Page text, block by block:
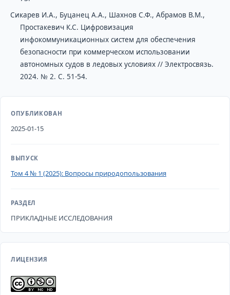
Сикарев И.А., Буцанец А.А., Шахнов С.Ф., Абрамов В.М.,
Простакевич К.С. Цифровизация
инфокоммуникационных систем для обеспечения
безопасности при коммерческом использовании
автономных судов в ледовых условиях // Электросвязь.
2024. № 2. С. 51-54.
ОПУБЛИКОВАН
2025-01-15
ВЫПУСК
Том 4 № 1 (2025): Вопросы природопользования
РАЗДЕЛ
ПРИКЛАДНЫЕ ИССЛЕДОВАНИЯ
ЛИЦЕНЗИЯ